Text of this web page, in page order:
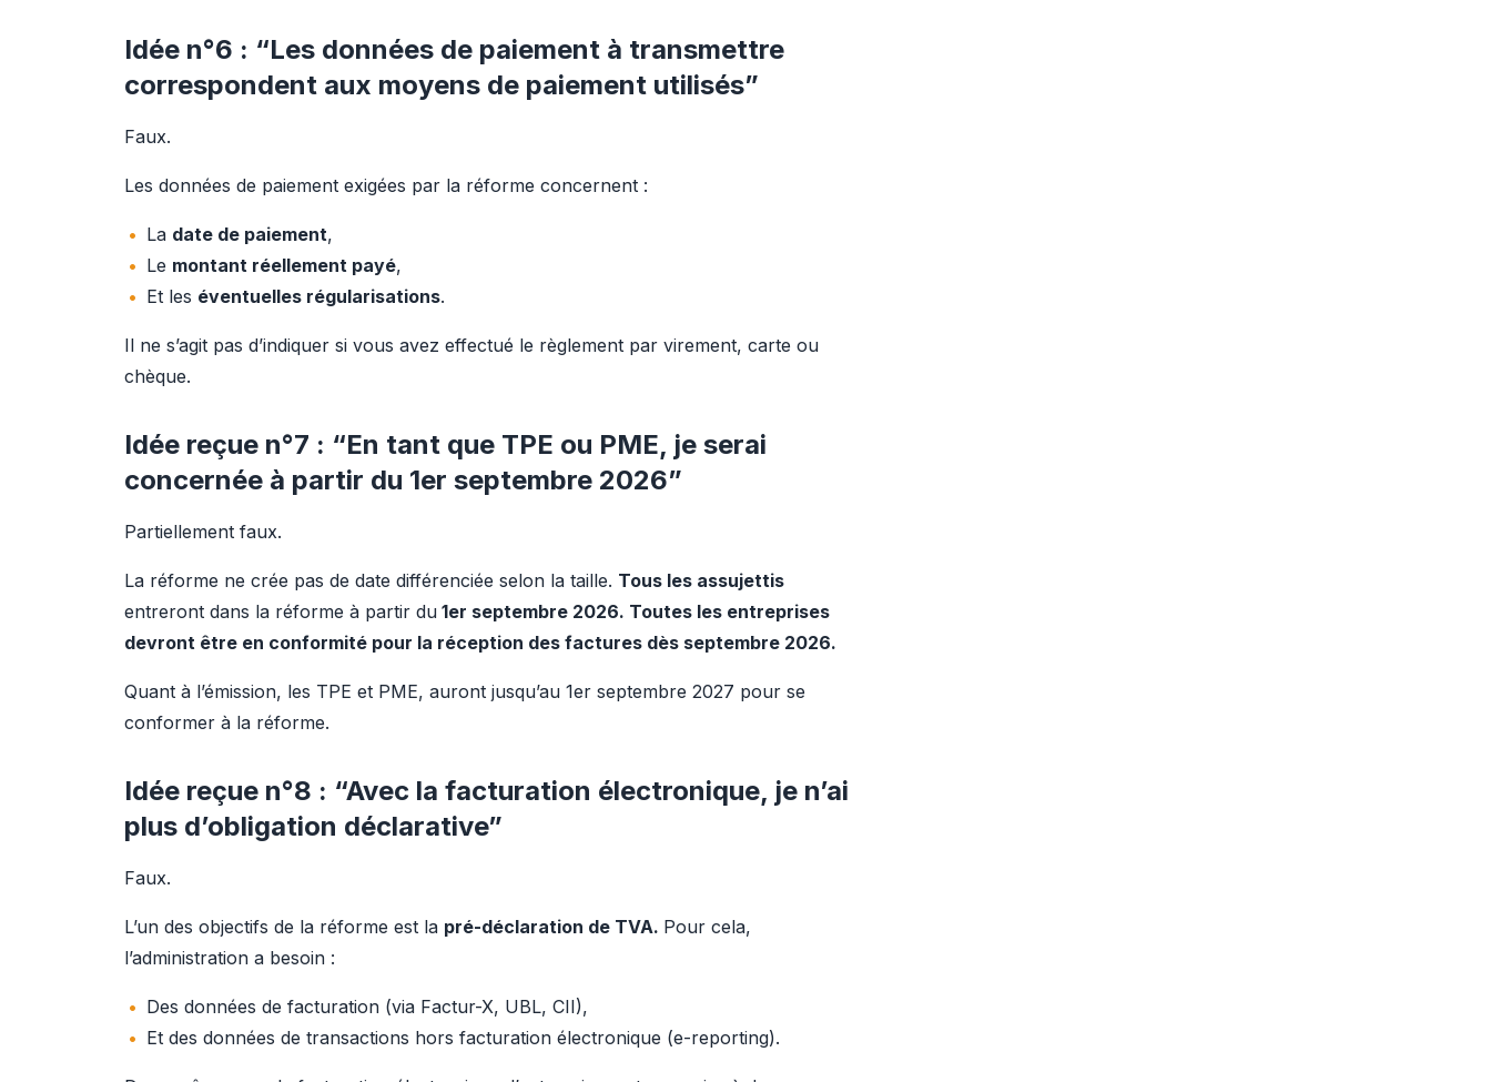
Idée n°6 : “Les données de paiement à transmettre
correspondent aux moyens de paiement utilisés”
Faux.
Les données de paiement exigées par la réforme concernent :
La date de paiement,
Le montant réellement payé,
Et les éventuelles régularisations.
Il ne s’agit pas d’indiquer si vous avez effectué le règlement par virement, carte ou
chèque.
Idée reçue n°7 : “En tant que TPE ou PME, je serai
concernée à partir du 1er septembre 2026”
Partiellement faux.
La réforme ne crée pas de date différenciée selon la taille. Tous les assujettis
entreront dans la réforme à partir du 1er septembre 2026. Toutes les entreprises
devront être en conformité pour la réception des factures dès septembre 2026.
Quant à l’émission, les TPE et PME, auront jusqu’au 1er septembre 2027 pour se
conformer à la réforme.
Idée reçue n°8 : “Avec la facturation électronique, je n’ai
plus d’obligation déclarative”
Faux.
L’un des objectifs de la réforme est la pré-déclaration de TVA. Pour cela,
l’administration a besoin :
Des données de facturation (via Factur-X, UBL, CII),
Et des données de transactions hors facturation électronique (e-reporting).